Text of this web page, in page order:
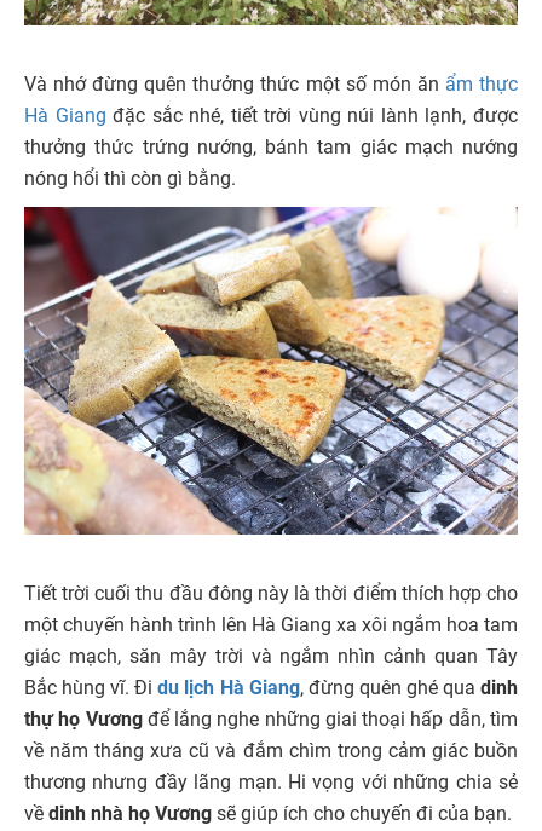
Và nhớ đừng quên thưởng thức một số món ăn ẩm thực
Hà Giang đặc sắc nhé, tiết trời vùng núi lành lạnh, được
thưởng thức trứng nướng, bánh tam giác mạch nướng
nóng hổi thì còn gì bằng.
Tiết trời cuối thu đầu đông này là thời điểm thích hợp cho
một chuyến hành trình lên Hà Giang xa xôi ngắm hoa tam
giác mạch, săn mây trời và ngắm nhìn cảnh quan Tây
Bắc hùng vĩ. Đidu lịch Hà Giang, đừng quên ghé quadinh
thự họ Vươngđể lắng nghe những giai thoại hấp dẫn, tìm
về năm tháng xưa cũ và đắm chìm trong cảm giác buồn
thương nhưng đầy lãng mạn. Hi vọng với những chia sẻ
về dinh nhà họ Vương sẽ giúp ích cho chuyến đi của bạn.